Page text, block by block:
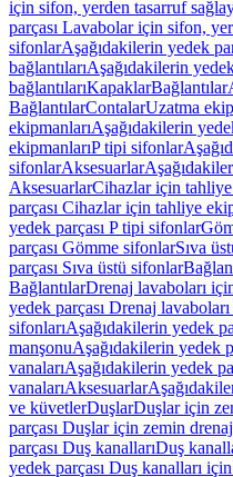
için sifon, yerden tasarruf
parçası Lavabolar için sifon,
sifonlarAşağıdakilerin yedek
bağlantılarıAşağıdakilerin
bağlantılarıKapaklarBağlantılar
BağlantılarContalarUzatma
ekipmanlarıAşağıdakilerin
ekipmanlarıP tipi sifonlar
sifonlarAksesuarlar
AksesuarlarCihazlar için tahliye
parçası Cihazlar için tahliye
yedek parçası P tipi sifonlar
parçası Gömme sifonlarSıva
parçası Sıva üstü sifonlar
BağlantılarDrenaj lavaboları
yedek parçası Drenaj
sifonlarıAşağıdakilerin yedek
manşonuAşağıdakilerin yedek
vanalarıAşağıdakilerin yedek
vanalarıAksesuarlar
ve küvetlerDuşlarDuşlar için
parçası Duşlar için zemin
parçası Duş kanallarıDuş
yedek parçası Duş kanalları